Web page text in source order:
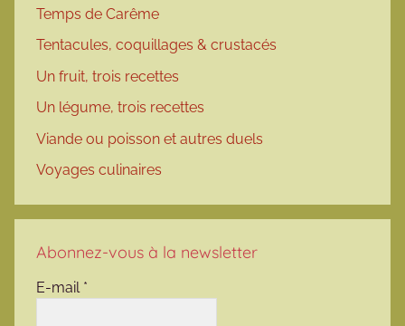
Temps de Carême
Tentacules, coquillages & crustacés
Un fruit, trois recettes
Un légume, trois recettes
Viande ou poisson et autres duels
Voyages culinaires
Abonnez-vous à la newsletter
E-mail *